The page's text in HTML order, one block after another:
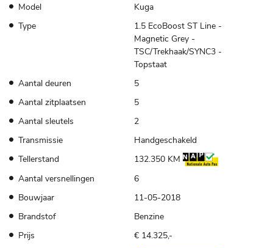
Model
Kuga
Type
1.5 EcoBoost ST Line -
Magnetic Grey -
TSC/Trekhaak/SYNC3 -
Topstaat
Aantal deuren
5
Aantal zitplaatsen
5
Aantal sleutels
2
Transmissie
Handgeschakeld
Tellerstand
132.350 KM
Aantal versnellingen
6
Bouwjaar
11-05-2018
Brandstof
Benzine
Prijs
€ 14.325,-